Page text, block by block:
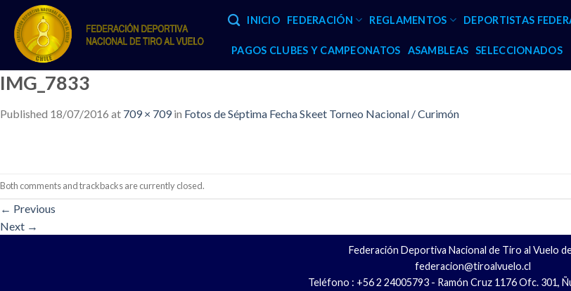
content
INICIO FEDERACIÓN REGLAMENTOS DEPORTISTAS
PAGOS CLUBES Y CAMPEONATOS ASAMBLEAS SELECCIONADOS
IMG_7833
Published 18/07/2016 at 709 × 709in Fotos de Séptima Fecha Skeet Torneo Nacional / Curimón
Both comments and trackbacks are currently closed.
← Previous
Next →
Federación Deportiva Nacional de Tiro al Vuelo
federacion@tiroalvuelo.cl
Teléfono : +56 2 24005793 - Ramón Cruz 1176 Ofc. 301,